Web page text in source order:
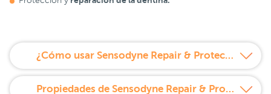
¿Cómo usar Sensodyne Repair & Protect Pasta Dentífrica 75 ml Duplo?
Propiedades de Sensodyne Repair & Protect Pasta Dentífrica 75 ml Duplo